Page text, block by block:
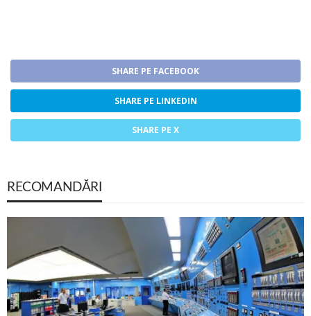
SHARE PE FACEBOOK
SHARE PE LINKEDIN
SHARE PE X
RECOMANDĂRI